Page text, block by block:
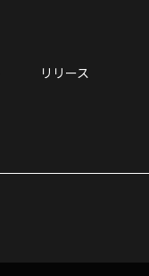
リリース